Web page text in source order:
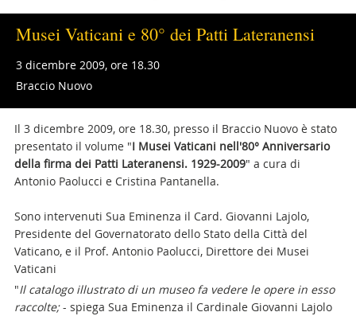
Musei Vaticani e 80° dei Patti Lateranensi
3 dicembre 2009, ore 18.30
Braccio Nuovo
Il 3 dicembre 2009, ore 18.30, presso il Braccio Nuovo è stato
presentato il volume "I Musei Vaticani nell'80° Anniversario
della firma dei Patti Lateranensi. 1929-2009" a cura di
Antonio Paolucci e Cristina Pantanella.
Sono intervenuti Sua Eminenza il Card. Giovanni Lajolo,
Presidente del Governatorato dello Stato della Città del
Vaticano, e il Prof. Antonio Paolucci, Direttore dei Musei
Vaticani
"Il catalogo illustrato di un museo fa vedere le opere in esso
raccolte;- spiega Sua Eminenza il Cardinale Giovanni Lajolo